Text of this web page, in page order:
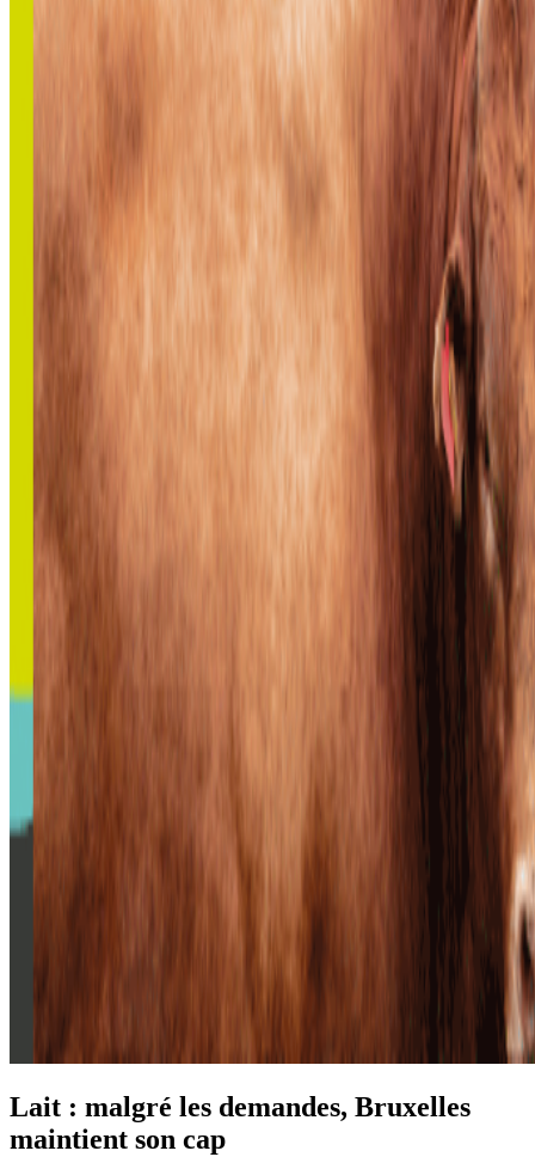
Lait : malgré les demandes, Bruxelles
maintient son cap